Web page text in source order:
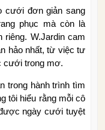
cưới đơn giản sang
phục mà còn là
riêng. W.Jardin cam
hảo nhất, từ việc tư
cưới trong mơ.
trong hành trình tìm
tôi hiểu rằng mỗi cô
ngày cưới tuyệt